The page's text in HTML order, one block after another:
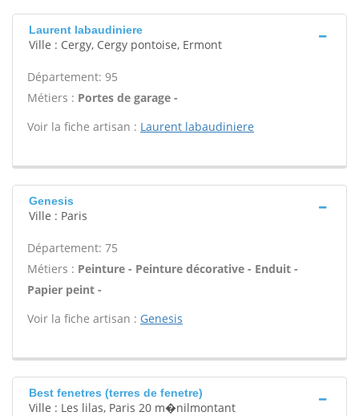
Laurent labaudiniere
Ville : Cergy, Cergy pontoise, Ermont
Département: 95
Métiers : Portes de garage -
Voir la fiche artisan : Laurent labaudiniere
Genesis
Ville : Paris
Département: 75
Métiers : Peinture - Peinture décorative - Enduit -
Papier peint -
Voir la fiche artisan : Genesis
Best fenetres (terres de fenetre)
Ville : Les lilas, Paris 20 m�nilmontant